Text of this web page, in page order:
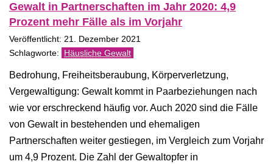
Gewalt in Partnerschaften im Jahr 2020: 4,9
Prozent mehr Fälle als im Vorjahr
Veröffentlicht: 21. Dezember 2021
Häusliche Gewalt
Bedrohung, Freiheitsberaubung, Körperverletzung,
Vergewaltigung: Gewalt kommt in Paarbeziehungen nach
wie vor erschreckend häufig vor. Auch 2020 sind die Fälle
von Gewalt in bestehenden und ehemaligen
Partnerschaften weiter gestiegen, im Vergleich zum Vorjahr
um 4,9 Prozent. Die Zahl der Gewaltopfer in